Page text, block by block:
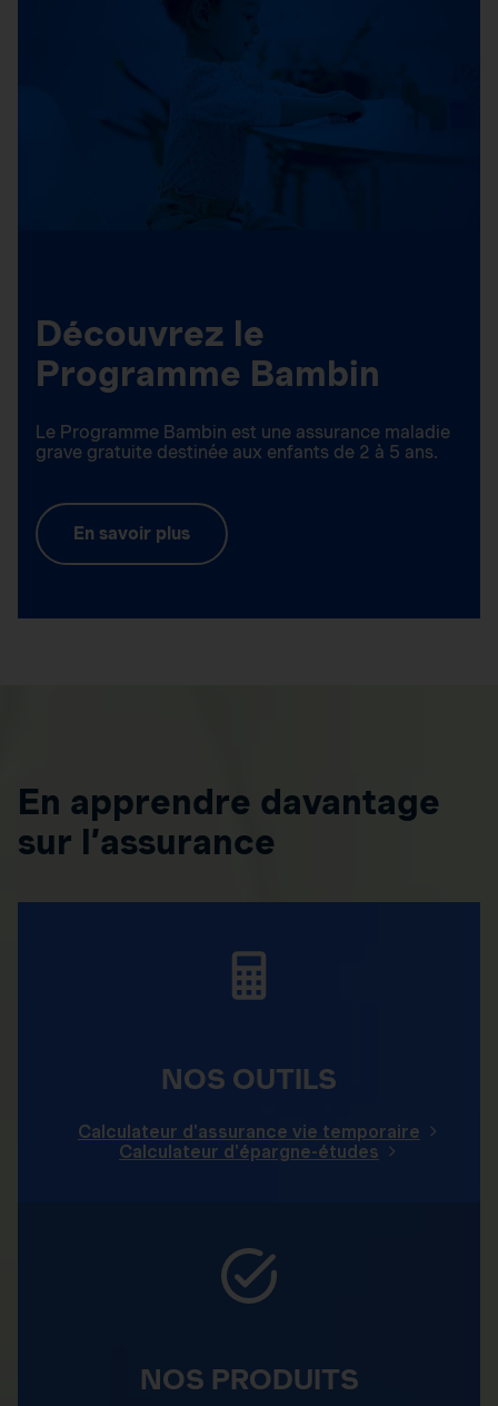
Découvrez le
Programme Bambin
Le Programme Bambin est une assurance maladie
grave gratuite destinée aux enfants de 2 à 5 ans.
En savoir plus
En apprendre davantage
sur l’assurance
NOS OUTILS
Calculateur d'assurance vie temporaire
Calculateur d'épargne-études
NOS PRODUITS